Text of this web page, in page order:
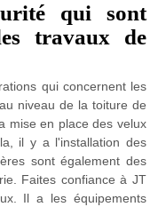
qui sont
travaux de
qui concernent les
niveau de la toiture de
mise en place des velux
il y a l'installation des
sont également des
Faites confiance à JT
Il a les équipements